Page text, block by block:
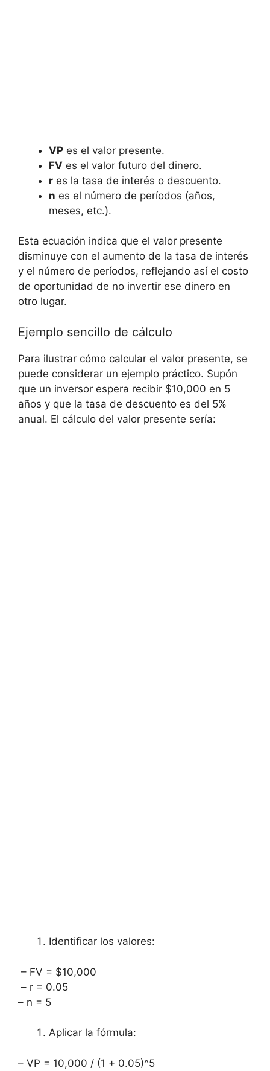
VP es el valor presente.
FV es el valor futuro del⁤ dinero.
r es la ‌tasa de ‍interés o descuento.
n es ​el número ⁤de períodos (años,
meses, etc.).
Esta ecuación indica que el valor ⁤presente
disminuye⁣ con el aumento de la tasa de interés
y el número​ de períodos, reflejando así el costo
de ‌oportunidad de no invertir ese dinero en
otro lugar.
Ejemplo ⁤sencillo de cálculo
Para ilustrar cómo calcular el valor presente, se
puede considerar ​un ejemplo práctico. Supón⁢
que un inversor espera recibir $10,000 ‌en 5
años y que⁢ la tasa de descuento es del⁤ 5%
anual. El cálculo del valor presente ⁢sería:
Identificar⁢ los valores:
⁤ – FV = $10,000
⁢ – r = 0.05
– ‍n = 5
Aplicar la fórmula:
– VP = 10,000 / (1 + 0.05)^5